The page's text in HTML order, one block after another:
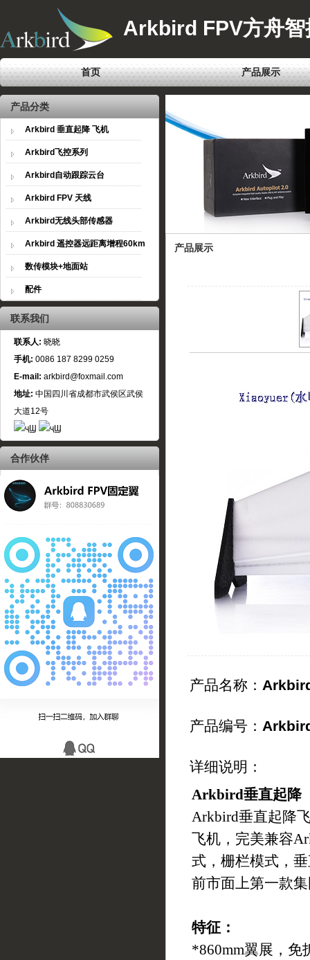
Arkbird FPV方舟智
首页 产品展示
产品分类
Arkbird 垂直起降 飞机
Arkbird飞控系列
Arkbird自动跟踪云台
Arkbird FPV 天线
Arkbird无线头部传感器
Arkbird 遥控器远距离增程60km
数传模块+地面站
配件
联系我们
联系人: 晓晓
手机: 0086 187 8299 0259
E-mail: arkbird@foxmail.com
地址: 中国四川省成都市武侯区武侯
大道12号
合作伙伴
产品展示
产品名称：
产品编号：
详细说明：
Arkbird垂直起降
Arkbird垂直起降
飞机，完美兼容
式，栅栏模式，
前市面上第一款
特征：
*860mm翼展，免